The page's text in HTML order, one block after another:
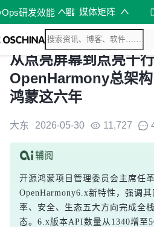
研发效能 媒体矩阵
从点亮屏幕到点亮千行
OpenHarmony总架
鸿蒙这六年
大东 2026-05-30 11,727
开源鸿蒙项目管理委员会主席任
OpenHarmony6.x新特性，强调
率、安全、生态五大方向完成全
态。6.x版本API数量从1340增至